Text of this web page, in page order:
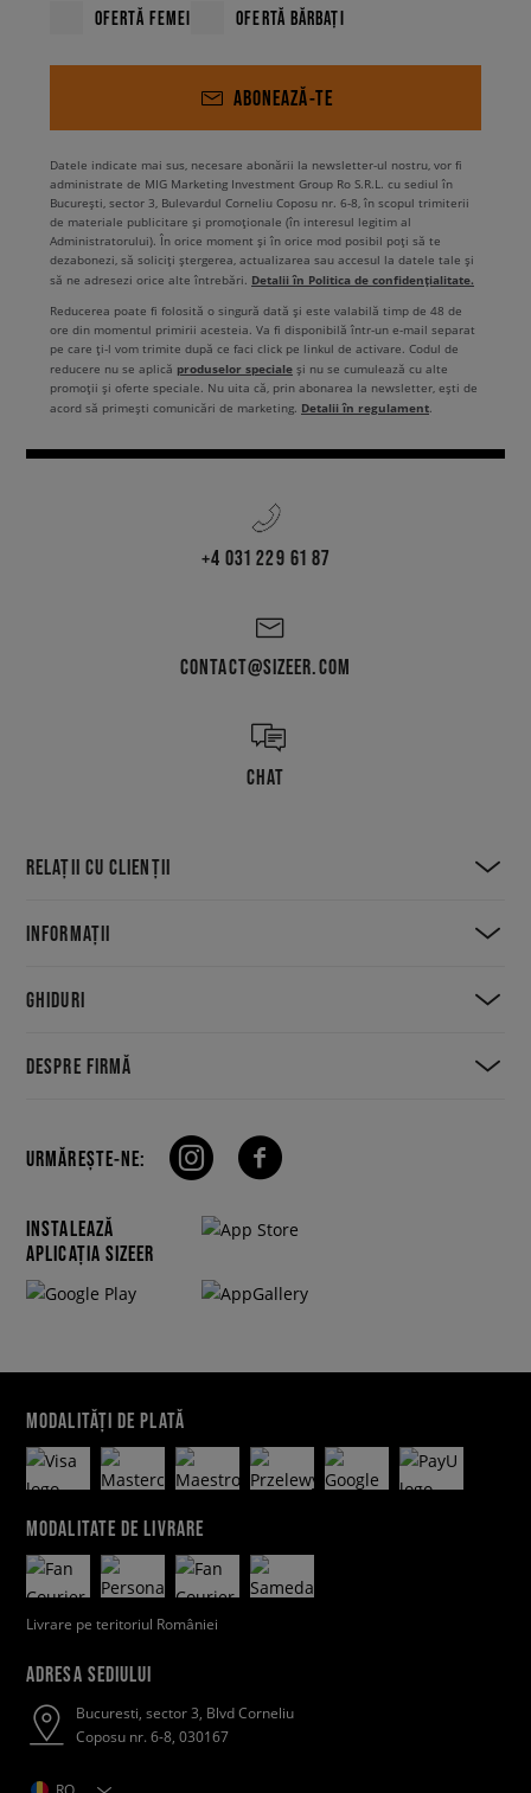
OFERTĂ FEMEI OFERTĂ BĂRBAȚI
ABONEAZĂ-TE
Datele indicate mai sus, necesare abonării la newsletter-ul nostru, vor fi
administrate de MIG Marketing Investment Group Ro S.R.L. cu sediul în
București, sector 3, Bulevardul Corneliu Coposu nr. 6-8, în scopul trimiterii
de materiale publicitare și promoționale (în interesul legitim al
Administratorului). În orice moment și în orice mod posibil poți să te
dezabonezi, să soliciți ștergerea, actualizarea sau accesul la datele tale și
să ne adresezi orice alte întrebări. Detalii în Politica de confidențialitate.
Reducerea poate fi folosită o singură dată și este valabilă timp de 48 de
ore din momentul primirii acesteia. Va fi disponibilă într-un e-mail separat
pe care ți-l vom trimite după ce faci click pe linkul de activare. Codul de
reducere nu se aplică produselor speciale și nu se cumulează cu alte
promoții și oferte speciale. Nu uita că, prin abonarea la newsletter, ești de
acord să primești comunicări de marketing. Detalii în regulament.
+4 031 229 61 87
CONTACT@SIZEER.COM
CHAT
RELAȚII CU CLIENȚII
INFORMAȚII
GHIDURI
DESPRE FIRMĂ
URMĂREȘTE-NE:
INSTALEAZĂ
APLICAȚIA SIZEER
MODALITĂȚI DE PLATĂ
MODALITATE DE LIVRARE
Livrare pe teritoriul României
ADRESA SEDIULUI
Bucuresti, sector 3, Blvd Corneliu
Coposu nr. 6-8, 030167